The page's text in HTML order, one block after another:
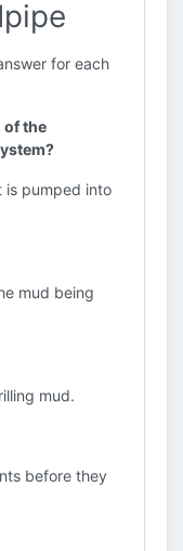
for each
of the
is pumped into
mud being
mud.
before they